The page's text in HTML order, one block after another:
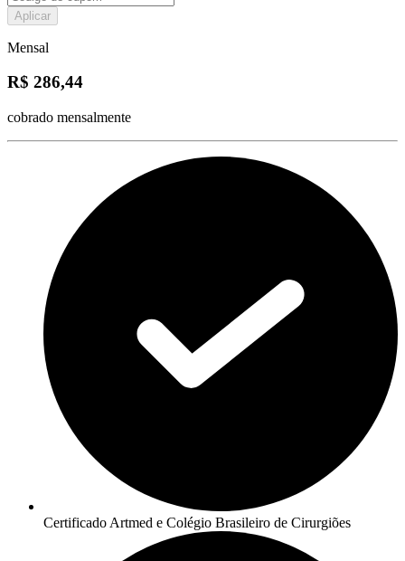
Aplicar
Mensal
R$ 286,44
cobrado mensalmente
Certificado Artmed e Colégio Brasileiro de Cirurgiões